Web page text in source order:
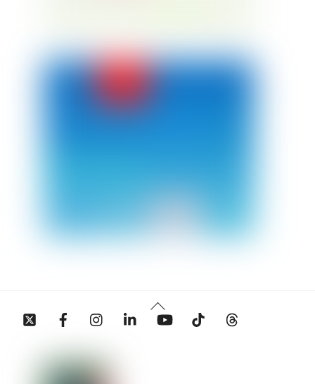
Back
To
Twitter Facebook InstagramLinkedin YouTube Tiktok